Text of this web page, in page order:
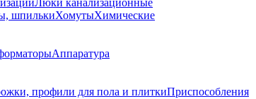
Люки канализационные
шпилькиХомутыХимические
Аппаратура
профили для пола и плиткиПриспособления